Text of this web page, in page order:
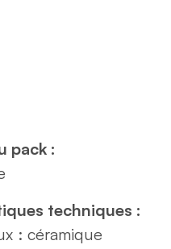
pack :
techniques :
: céramique